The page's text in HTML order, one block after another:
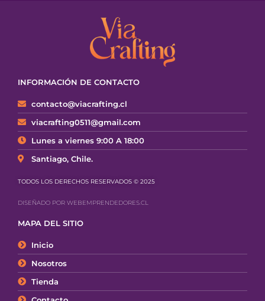
INFORMACIÓN DE CONTACTO
contacto@viacrafting.cl
viacrafting0511@gmail.com
Lunes a viernes 9:00 A 18:00
Santiago, Chile.
TODOS LOS DERECHOS RESERVADOS © 2025
DISEÑADO POR WEBEMPRENDEDORES.CL
MAPA DEL SITIO
Inicio
Nosotros
Tienda